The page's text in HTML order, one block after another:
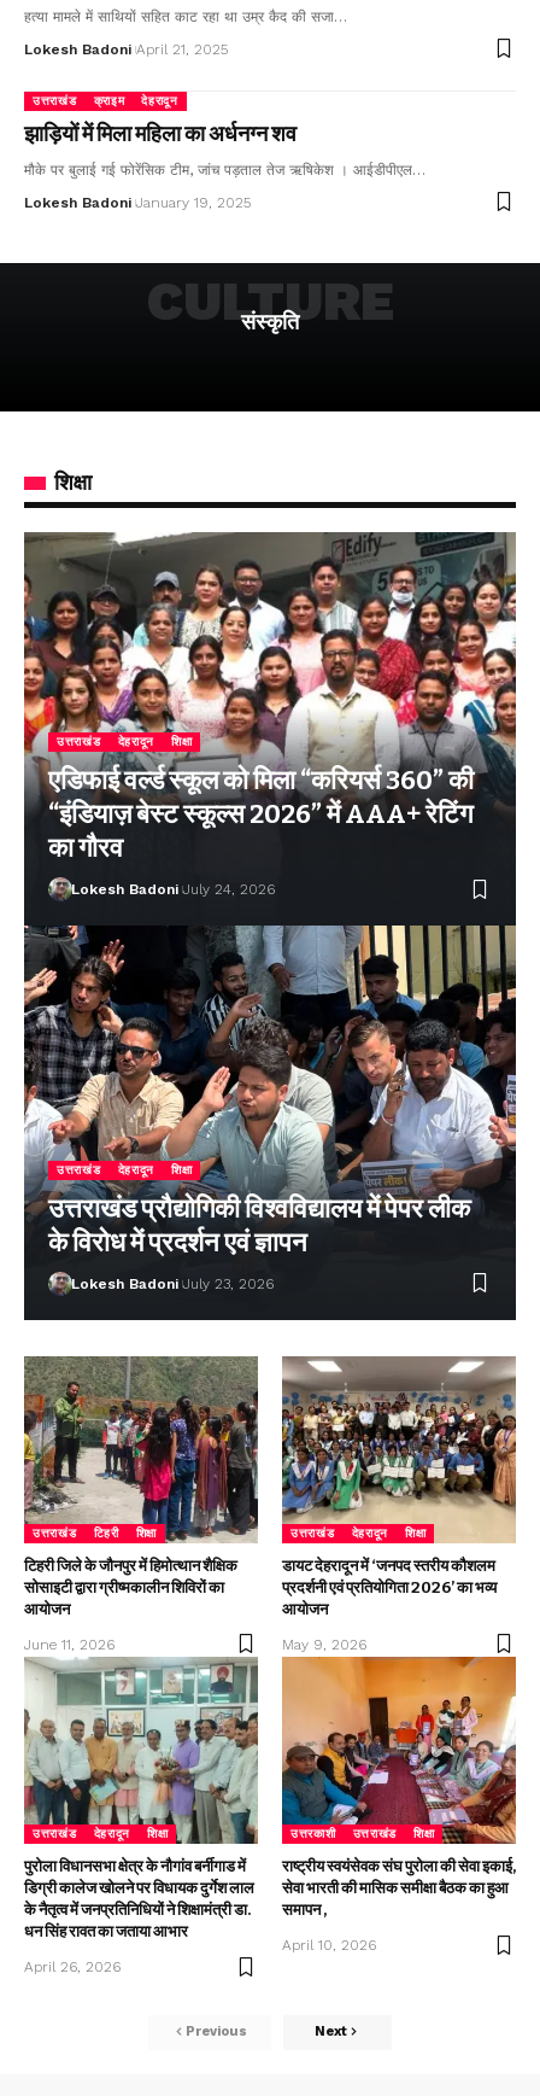
हत्या मामले में साथियों सहित काट रहा था उम्र कैद की सजा…
Lokesh Badoni April 21, 2025
उत्तराखंड क्राइम देहरादून
झाड़ियों में मिला महिला का अर्धनग्न शव
मौके पर बुलाई गई फोरेंसिक टीम, जांच पड़ताल तेज ऋषिकेश । आईडीपीएल…
Lokesh Badoni January 19, 2025
संस्कृति
CULTURE
शिक्षा
उत्तराखंड देहरादून शिक्षा
एडिफाई वर्ल्ड स्कूल को मिला “करियर्स 360” की
“इंडियाज़ बेस्ट स्कूल्स 2026” में AAA+ रेटिंग
का गौरव
Lokesh Badoni July 24, 2026
उत्तराखंड देहरादून शिक्षा
उत्तराखंड प्रौद्योगिकी विश्वविद्यालय में पेपर लीक
के विरोध में प्रदर्शन एवं ज्ञापन
Lokesh Badoni July 23, 2026
उत्तराखंड टिहरी शिक्षा
टिहरी जिले के जौनपुर में हिमोत्थान शैक्षिक
सोसाइटी द्वारा ग्रीष्मकालीन शिविरों का
आयोजन
June 11, 2026
उत्तराखंड देहरादून शिक्षा
डायट देहरादून में ‘जनपद स्तरीय कौशलम
प्रदर्शनी एवं प्रतियोगिता 2026’ का भव्य
आयोजन
May 9, 2026
उत्तराखंड देहरादून शिक्षा
पुरोला विधानसभा क्षेत्र के नौगांव बर्नीगाड में
डिग्री कालेज खोलने पर विधायक दुर्गेश लाल
के नैतृत्व में जनप्रतिनिधियों ने शिक्षामंत्री डा.
धन सिंह रावत का जताया आभार
April 26, 2026
उत्तरकाशी उत्तराखंड शिक्षा
राष्ट्रीय स्वयंसेवक संघ पुरोला की सेवा इकाई,
सेवा भारती की मासिक समीक्षा बैठक का हुआ
समापन ,
April 10, 2026
Previous Next